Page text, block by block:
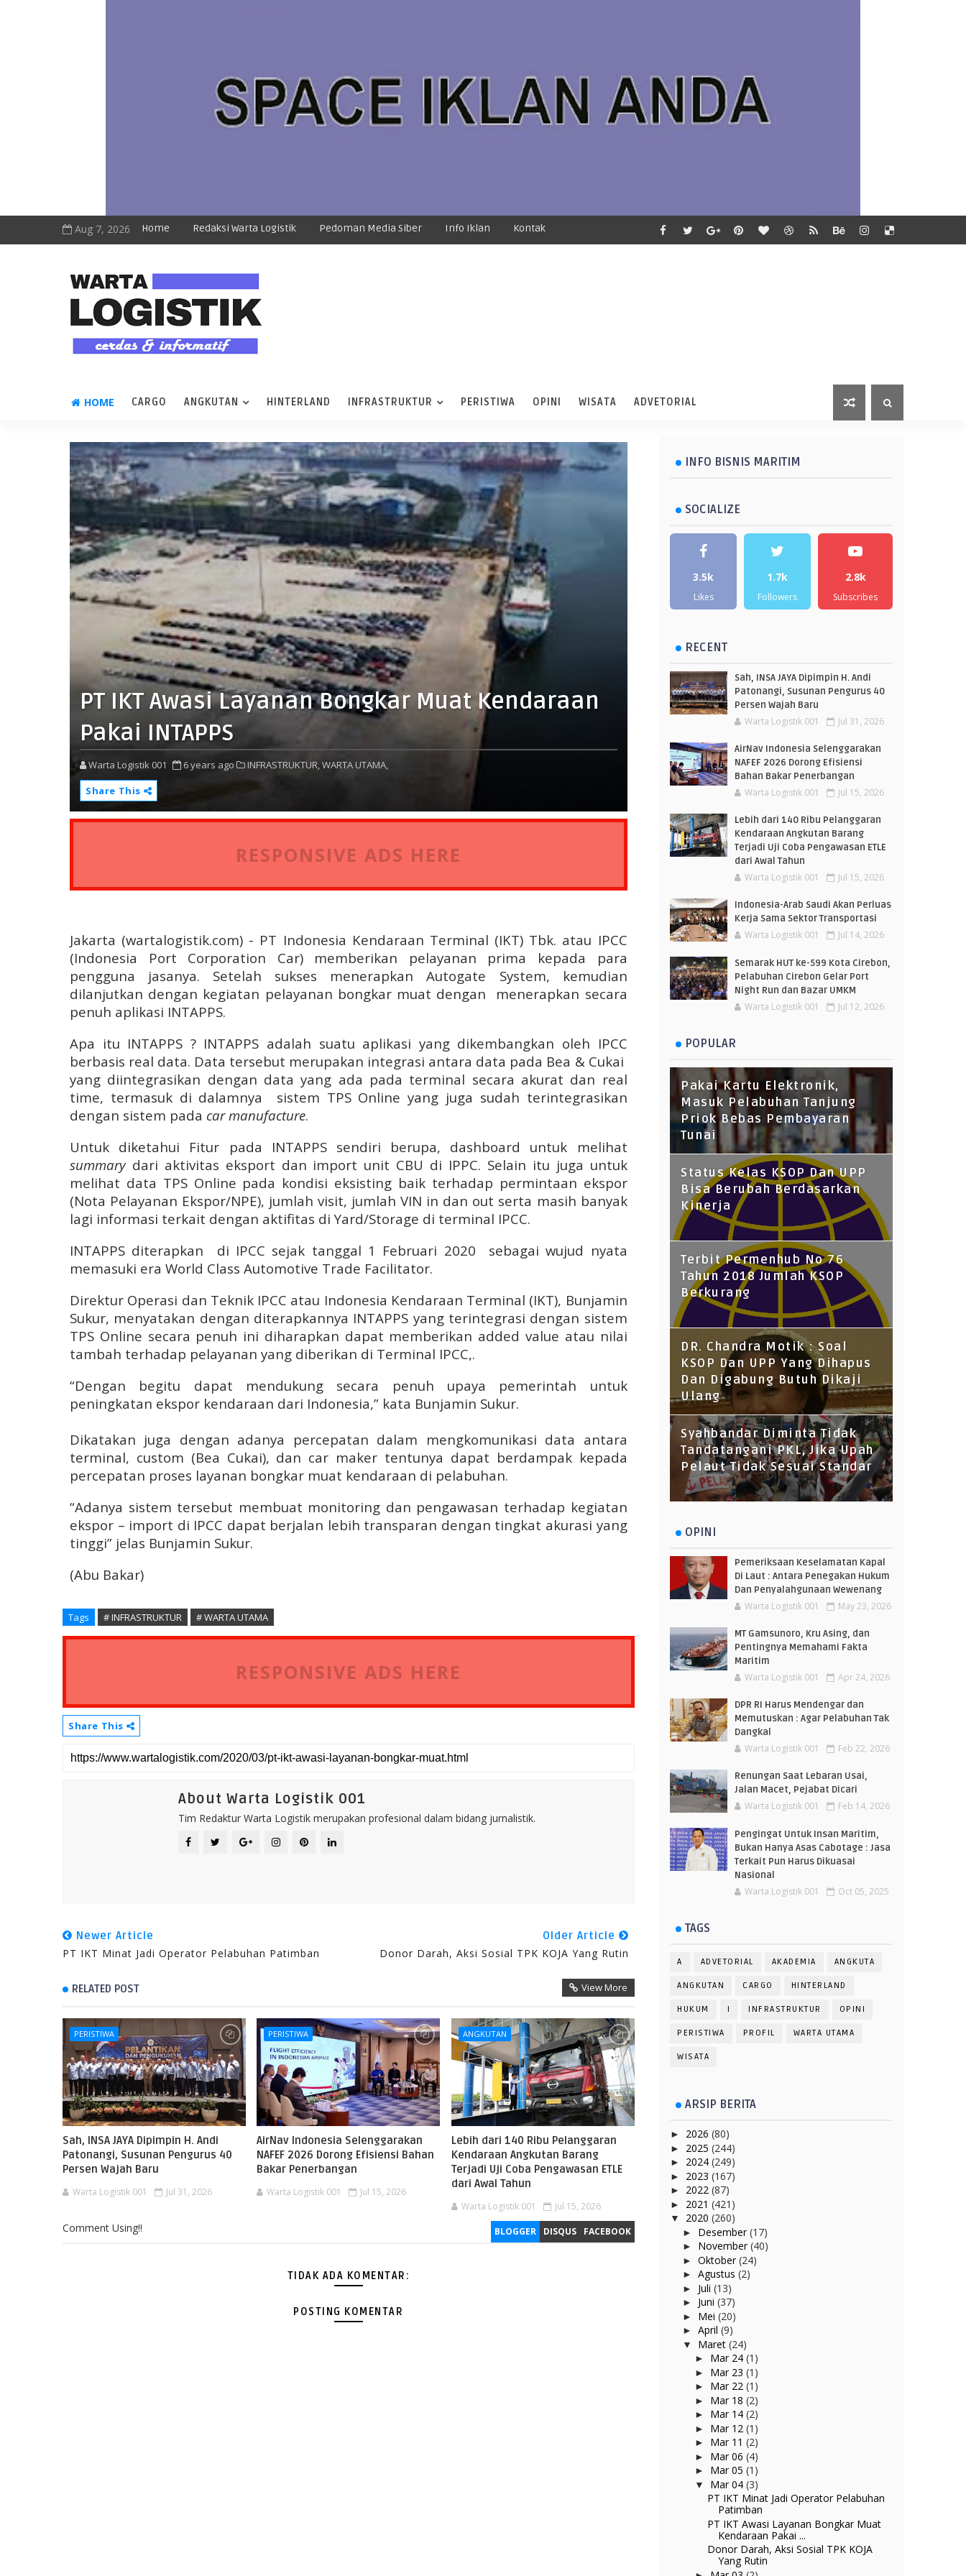
Aug 7, 2026 Home Redaksi Warta Logistik Pedoman Media Siber Info Iklan Kontak
HOME CARGO ANGKUTAN HINTERLAND INFRASTRUKTUR PERISTIWA OPINI WISATA ADVETORIAL
PT IKT Awasi Layanan Bongkar Muat Kendaraan
Pakai INTAPPS
Warta Logistik 001 6 years ago INFRASTRUKTUR,WARTA UTAMA,
Share This
RESPONSIVE ADS HERE
Jakarta (wartalogistik.com) - PT Indonesia Kendaraan Terminal (IKT) Tbk. atau IPCC
(Indonesia Port Corporation Car) memberikan pelayanan prima kepada para
pengguna jasanya. Setelah sukses menerapkan Autogate System, kemudian
dilanjutkan dengan kegiatan pelayanan bongkar muat dengan
menerapkan secara
penuh aplikasi INTAPPS.
Apa itu INTAPPS ? INTAPPS adalah suatu aplikasi yang dikembangkan oleh IPCC
berbasis real data. Data tersebut merupakan integrasi antara data pada Bea & Cukai
yang diintegrasikan dengan data yang ada pada terminal secara akurat dan real
time, termasuk di dalamnya sistem TPS Online yang juga sudah terintegrasikan
dengan sistem pada car manufacture.
Untuk diketahui Fitur pada INTAPPS sendiri berupa, dashboard untuk melihat
summarydari aktivitas eksport dan import unit CBU di IPPC. Selain itu juga untuk
melihat data TPS Online pada kondisi eksisting baik terhadap permintaan ekspor
(Nota Pelayanan Ekspor/NPE), jumlah visit, jumlah VIN in dan out serta masih banyak
lagi informasi terkait dengan aktifitas di Yard/Storage di terminal IPCC.
INTAPPS diterapkan
di IPCC sejak tanggal 1 Februari 2020 sebagai wujud nyata
memasuki era World Class Automotive Trade Facilitator.
Direktur Operasi dan Teknik IPCC atau Indonesia Kendaraan Terminal (IKT), Bunjamin
Sukur, menyatakan dengan diterapkannya INTAPPS yang terintegrasi dengan sistem
TPS Online secara penuh ini diharapkan dapat memberikan added value atau nilai
tambah terhadap pelayanan yang diberikan di Terminal IPCC,.
“Dengan begitu dapat mendukung secara penuh upaya pemerintah untuk
peningkatan ekspor kendaraan dari Indonesia,” kata Bunjamin Sukur.
Dikatakan juga dengan adanya percepatan dalam mengkomunikasi data antara
terminal, custom (Bea Cukai), dan car maker tentunya dapat berdampak kepada
percepatan proses layanan bongkar muat kendaraan di pelabuhan.
“Adanya sistem tersebut membuat monitoring dan pengawasan terhadap kegiatan
ekspor – import di IPCC dapat berjalan lebih transparan dengan tingkat akurasi yang
tinggi” jelas Bunjamin Sukur.
(Abu Bakar)
Tags # INFRASTRUKTUR # WARTA UTAMA
RESPONSIVE ADS HERE
Share This
About Warta Logistik 001
Tim Redaktur Warta Logistik merupakan profesional dalam bidang jurnalistik.
Newer Article
PT IKT Minat Jadi Operator Pelabuhan Patimban
Older Article
Donor Darah, Aksi Sosial TPK KOJA Yang Rutin
RELATED POST View More
PERISTIWA
Sah, INSA JAYA Dipimpin H. Andi
Patonangi, Susunan Pengurus 40
Persen Wajah Baru
Warta Logistik 001 Jul 31, 2026
PERISTIWA
AirNav Indonesia Selenggarakan
NAFEF 2026 Dorong Efisiensi Bahan
Bakar Penerbangan
Warta Logistik 001 Jul 15, 2026
ANGKUTAN
Lebih dari 140 Ribu Pelanggaran
Kendaraan Angkutan Barang
Terjadi Uji Coba Pengawasan ETLE
dari Awal Tahun
Warta Logistik 001 Jul 15, 2026
BLOGGER DISQUS FACEBOOK
Comment Using!!
TIDAK ADA KOMENTAR:
POSTING KOMENTAR
INFO BISNIS MARITIM
SOCIALIZE
3.5k
Likes
1.7k
Followers
2.8k
Subscribes
RECENT
Sah, INSA JAYA Dipimpin H. Andi
Patonangi, Susunan Pengurus 40
Persen Wajah Baru
Warta Logistik 001 Jul 31, 2026
AirNav Indonesia Selenggarakan
NAFEF 2026 Dorong Efisiensi
Bahan Bakar Penerbangan
Warta Logistik 001 Jul 15, 2026
Lebih dari 140 Ribu Pelanggaran
Kendaraan Angkutan Barang
Terjadi Uji Coba Pengawasan ETLE
dari Awal Tahun
Warta Logistik 001 Jul 15, 2026
Indonesia-Arab Saudi Akan Perluas
Kerja Sama Sektor Transportasi
Warta Logistik 001 Jul 14, 2026
Semarak HUT ke-599 Kota Cirebon,
Pelabuhan Cirebon Gelar Port
Night Run dan Bazar UMKM
Warta Logistik 001 Jul 12, 2026
POPULAR
Pakai Kartu Elektronik,
Masuk Pelabuhan Tanjung
Priok Bebas Pembayaran
Tunai
Status Kelas KSOP Dan UPP
Bisa Berubah Berdasarkan
Kinerja
Terbit Permenhub No 76
Tahun 2018 Jumlah KSOP
Berkurang
DR. Chandra Motik : Soal
KSOP Dan UPP Yang Dihapus
Dan Digabung Butuh Dikaji
Ulang
Syahbandar Diminta Tidak
Tandatangani PKL, Jika Upah
Pelaut Tidak Sesuai Standar
OPINI
Pemeriksaan Keselamatan Kapal
Di Laut : Antara Penegakan Hukum
Dan Penyalahgunaan Wewenang
Warta Logistik 001 May 23, 2026
MT Gamsunoro, Kru Asing, dan
Pentingnya Memahami Fakta
Maritim
Warta Logistik 001 Apr 24, 2026
DPR RI Harus Mendengar dan
Memutuskan : Agar Pelabuhan Tak
Dangkal
Warta Logistik 001 Feb 22, 2026
Renungan Saat Lebaran Usai,
Jalan Macet, Pejabat Dicari
Warta Logistik 001 Feb 14, 2026
Pengingat Untuk Insan Maritim,
Bukan Hanya Asas Cabotage : Jasa
Terkait Pun Harus Dikuasai
Nasional
Warta Logistik 001 Oct 05, 2025
TAGS
A ADVETORIAL AKADEMIA ANGKUTA
ANGKUTAN CARGO HINTERLAND
HUKUM I INFRASTRUKTUR OPINI
PERISTIWA PROFIL WARTA UTAMA
WISATA
ARSIP BERITA
► 2026 (80)
► 2025 (244)
► 2024 (249)
► 2023 (167)
► 2022 (87)
► 2021 (421)
▼ 2020 (260)
► Desember(17)
► November(40)
► Oktober(24)
► Agustus (2)
► Juli (13)
► Juni (37)
► Mei (20)
► April (9)
▼ Maret (24)
► Mar 24 (1)
► Mar 23 (1)
► Mar 22 (1)
► Mar 18 (2)
► Mar 14 (2)
► Mar 12 (1)
► Mar 11 (2)
► Mar 06 (4)
► Mar 05 (1)
▼ Mar 04 (3)
PT IKT Minat Jadi Operator Pelabuhan
Patimban
PT IKT Awasi Layanan Bongkar Muat
Kendaraan Pakai ...
Donor Darah, Aksi Sosial TPK KOJA
Yang Rutin